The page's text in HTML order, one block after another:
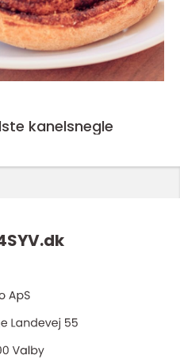
kanelsnegle
dk